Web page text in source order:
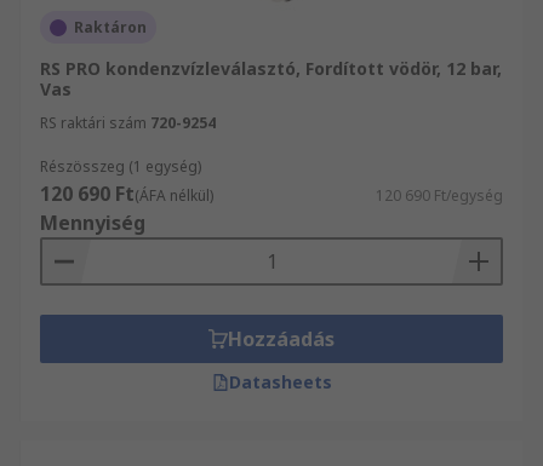
Raktáron
RS PRO kondenzvízleválasztó, Fordított vödör, 12 bar,
Vas
RS raktári szám 720-9254
Részösszeg (1 egység)
120 690 Ft(ÁFA nélkül) 120 690 Ft/egység
Mennyiség
Hozzáadás
Datasheets